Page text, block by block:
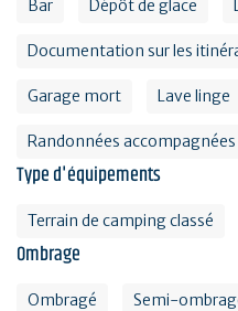
Bar Dépôt de glace
Documentation sur les
Garage mort Lave linge
Randonnées accompagnées
Type d'équipements
Terrain de camping classé
Ombrage
Ombragé Semi-